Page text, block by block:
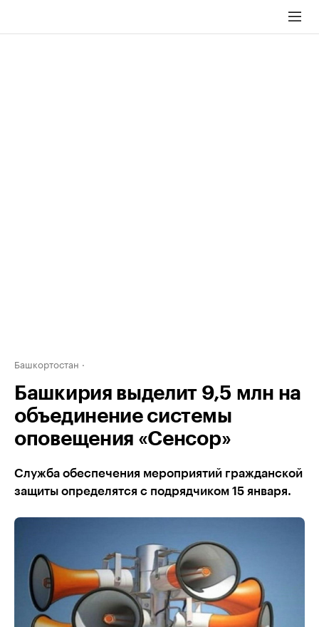
Башкортостан
Башкирия выделит 9,5 млн на
объединение системы
оповещения «Сенсор»
Служба обеспечения мероприятий гражданской
защиты определятся с подрядчиком 15 января.